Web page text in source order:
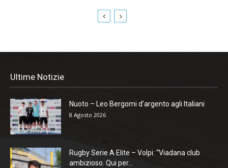
Ultime Notizie
Nuoto – Leo Bergomi d’argento agli Italiani
8 Agosto 2026
Rugby Serie A Elite – Volpi: “Viadana club
ambizioso. Qui per...